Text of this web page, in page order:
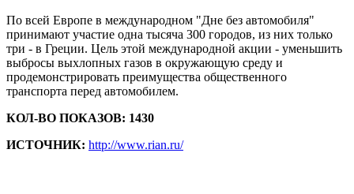
По всей Европе в международном "Дне без автомобиля"
принимают участие одна тысяча 300 городов, из них только
три - в Греции. Цель этой международной акции - уменьшить
выбросы выхлопных газов в окружающую среду и
продемонстрировать преимущества общественного
транспорта перед автомобилем.
КОЛ-ВО ПОКАЗОВ: 1430
ИСТОЧНИК: http://www.rian.ru/